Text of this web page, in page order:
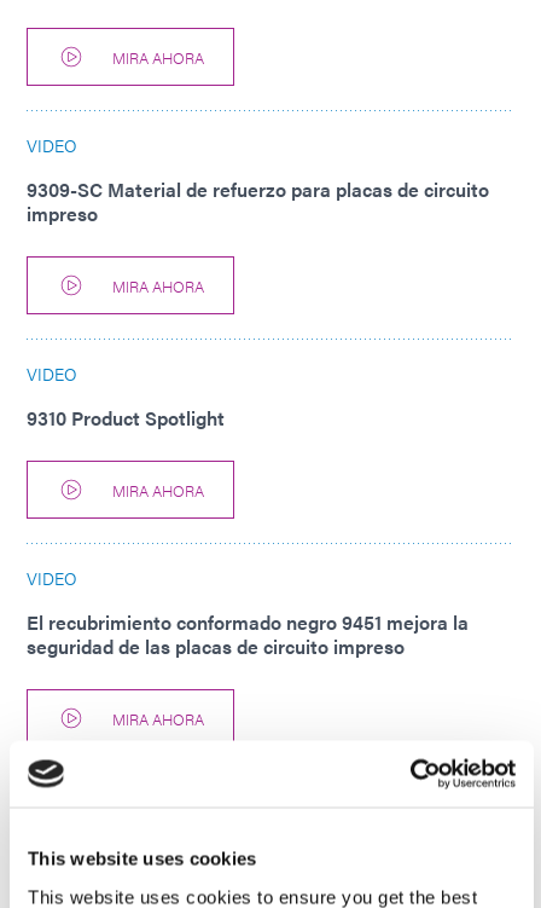
This website uses cookies
This website uses cookies to ensure you get the best
MIRA AHORA
VIDEO
9309-SC Material de refuerzo para placas de circuito
impreso
MIRA AHORA
VIDEO
9310 Product Spotlight
MIRA AHORA
VIDEO
El recubrimiento conformado negro 9451 mejora la
seguridad de las placas de circuito impreso
MIRA AHORA
9773 Ruggedizing & Staking Adhesive